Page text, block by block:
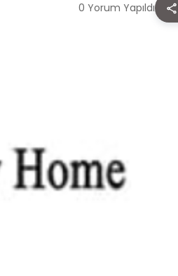
0 Yorum Yapıldı